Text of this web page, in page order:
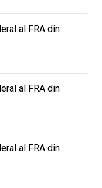
al FRA din
al FRA din
al FRA din